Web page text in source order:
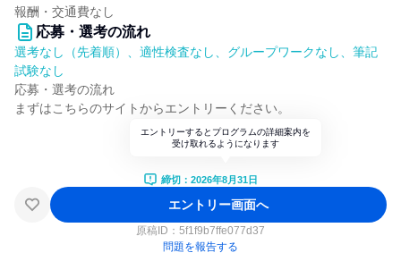
報酬・交通費なし
応募・選考の流れ
選考なし（先着順）、適性検査なし、グループワークなし、筆記
試験なし
応募・選考の流れ
まずはこちらのサイトからエントリーください。
エントリーするとプログラムの詳細案内を
受け取れるようになります
締切：2026年8月31日
エントリー画面へ
原稿ID： 5f1f9b7ffe077d37
問題を報告する